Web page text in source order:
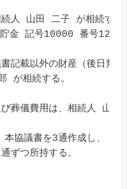
続人 山田 二子 が相続する
金 記号10000 番号
記載以外の財産（後日判
が相続する。
葬儀費用は、相続人 山
協議書を3通作成し、
ずつ所持する。